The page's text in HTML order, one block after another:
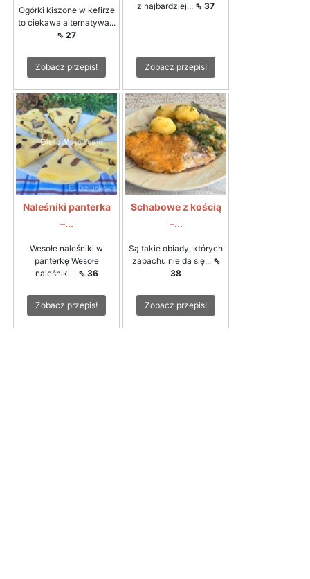
Ogórki kiszone w kefirze
to ciekawa alternatywa...
⇖ 27
Zobacz przepis!
z najbardziej... ⇖ 37
Zobacz przepis!
Naleśniki panterka
–...
Wesołe naleśniki w
panterkę Wesołe
naleśniki... ⇖ 36
Zobacz przepis!
Schabowe z kością
–...
Są takie obiady, których
zapachu nie da się... ⇖
38
Zobacz przepis!